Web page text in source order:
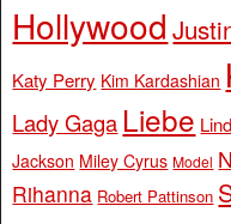
Hollywood
Katy Perry Kim Kardashian
Lady Gaga Liebe
Jackson Miley Cyrus Model
Rihanna Robert Pattinson